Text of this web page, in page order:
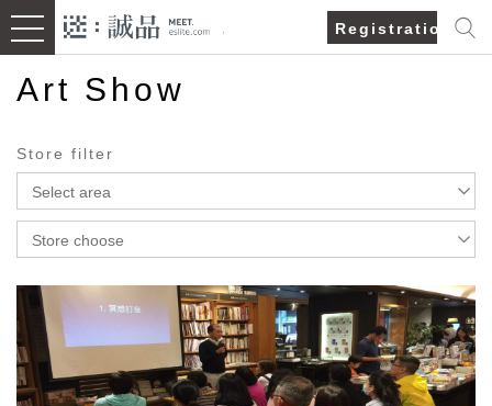
Registration/
Art Show
Store filter
Select area
Store choose